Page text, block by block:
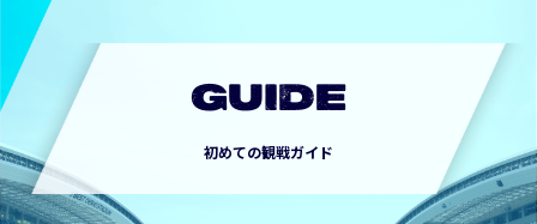
GUIDE
初めての観戦ガイド